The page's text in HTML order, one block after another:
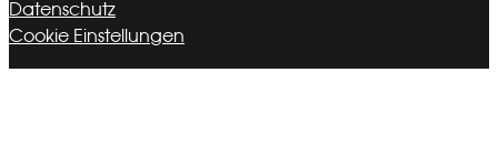
Datenschutz
Cookie Einstellungen